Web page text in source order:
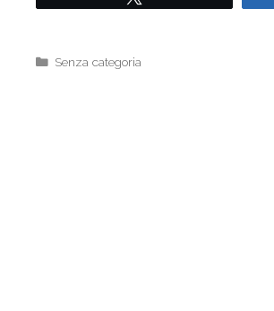
Senza categoria